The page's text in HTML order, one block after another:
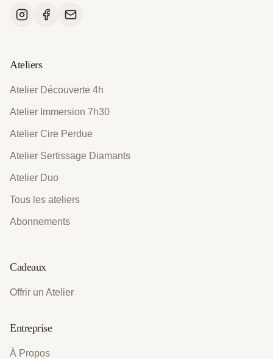
Ateliers
Atelier Découverte 4h
Atelier Immersion 7h30
Atelier Cire Perdue
Atelier Sertissage Diamants
Atelier Duo
Tous les ateliers
Abonnements
Cadeaux
Offrir un Atelier
Entreprise
À Propos